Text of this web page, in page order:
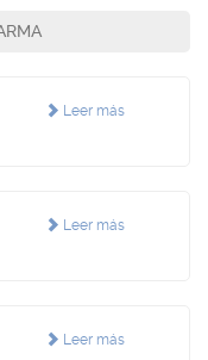
Leer más
Leer más
Leer más